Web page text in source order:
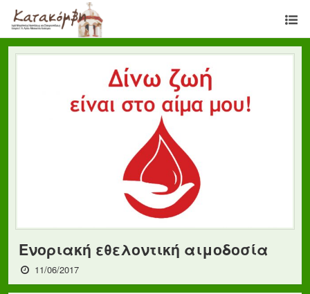
Ενοριακή εθελοντική αιμοδοσία
11/06/2017